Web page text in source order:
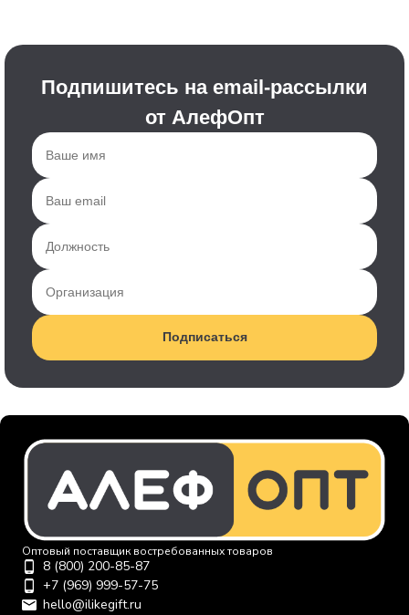
Подпишитесь на email-рассылки
от АлефОпт
Подписаться
Оптовый поставщик востребованных товаров
8 (800) 200-85-87
+7 (969) 999-57-75
hello@ilikegift.ru